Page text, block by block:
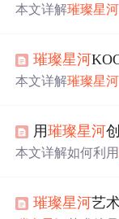
象等风格专用配
本文详解璀璨星河
024px）、多风
操路径。涵盖环
璀璨星河
本文详解璀璨星河
优化技巧、超现
交媒体/创意写作/
用璀璨星河
本文详解如何利用
ant texture'）、关
璀璨星河艺